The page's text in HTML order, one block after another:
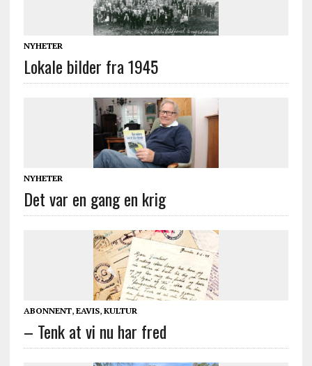
NYHETER
Lokale bilder fra 1945
NYHETER
Det var en gang en krig
ABONNENT, EAVIS, KULTUR
– Tenk at vi nu har fred